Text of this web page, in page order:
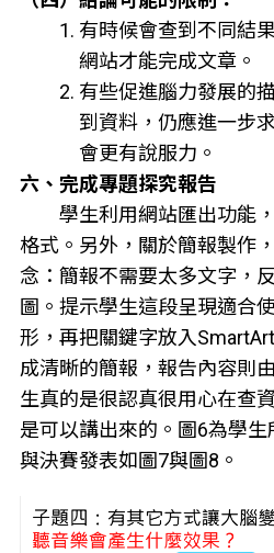
有時候會查到不同結
網站才能完成文章。
有些促進腦力發展的
到資料，仍應進一步
會更有說服力。
六、完成專題探究報告
學生利用網站匯出功能
格式。另外，關於簡報製作
念：簡報不需要太多文字，
圖。提示學生這段呈現適合
形，再把關鍵字放入
成清晰的簡報，報告內容則
生真的是很認真很用心在查
是可以講出來的。圖6為學
與決賽發表如圖7與圖8。